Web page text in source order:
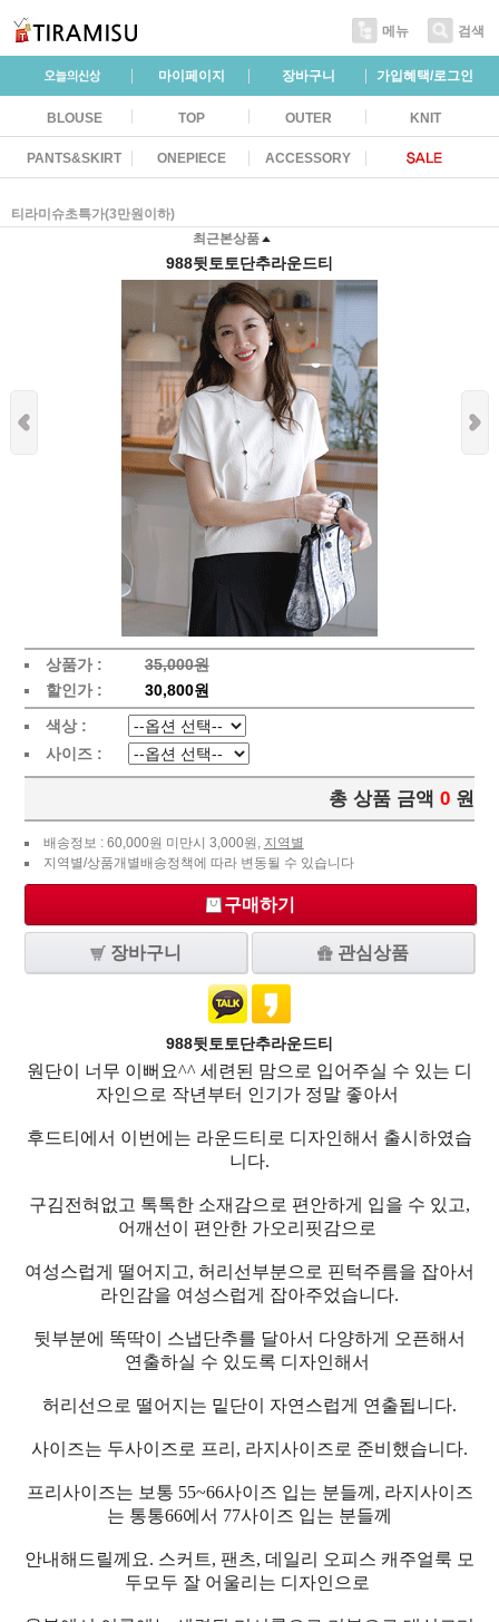
메뉴 검색
마이페이지 장바구니 가입혜택/로그인
BLOUSE TOP OUTER KNIT
PANTS&SKIRT ONEPIECE ACCESSORY
티라미슈초특가(3만원이하)
최근본상품
988뒷토토단추라운드티
상품가 :
35,000원
할인가 :
30,800원
색상 :
사이즈 :
총 상품 금액 0 원
배송정보 : 60,000원 미만시 3,000원, 지역별
지역별/상품개별배송정책에 따라 변동될 수 있습니다
구매하기
장바구니 관심상품
988뒷토토단추라운드티
원단이 너무 이뻐요^^ 세련된 맘으로 입어주실 수 있는 디
자인으로 작년부터 인기가 정말 좋아서
후드티에서 이번에는 라운드티로 디자인해서 출시하였습
니다.
구김전혀없고 톡톡한 소재감으로 편안하게 입을 수 있고,
어깨선이 편안한 가오리핏감으로
여성스럽게 떨어지고, 허리선부분으로 핀턱주름을 잡아서
라인감을 여성스럽게 잡아주었습니다.
뒷부분에 똑딱이 스냅단추를 달아서 다양하게 오픈해서
연출하실 수 있도록 디자인해서
허리선으로 떨어지는 밑단이 자연스럽게 연출됩니다.
사이즈는 두사이즈로 프리, 라지사이즈로 준비했습니다.
프리사이즈는 보통 55~66사이즈 입는 분들께, 라지사이즈
는 통통66에서 77사이즈 입는 분들께
안내해드릴께요. 스커트, 팬츠, 데일리 오피스 캐주얼룩 모
두모두 잘 어울리는 디자인으로